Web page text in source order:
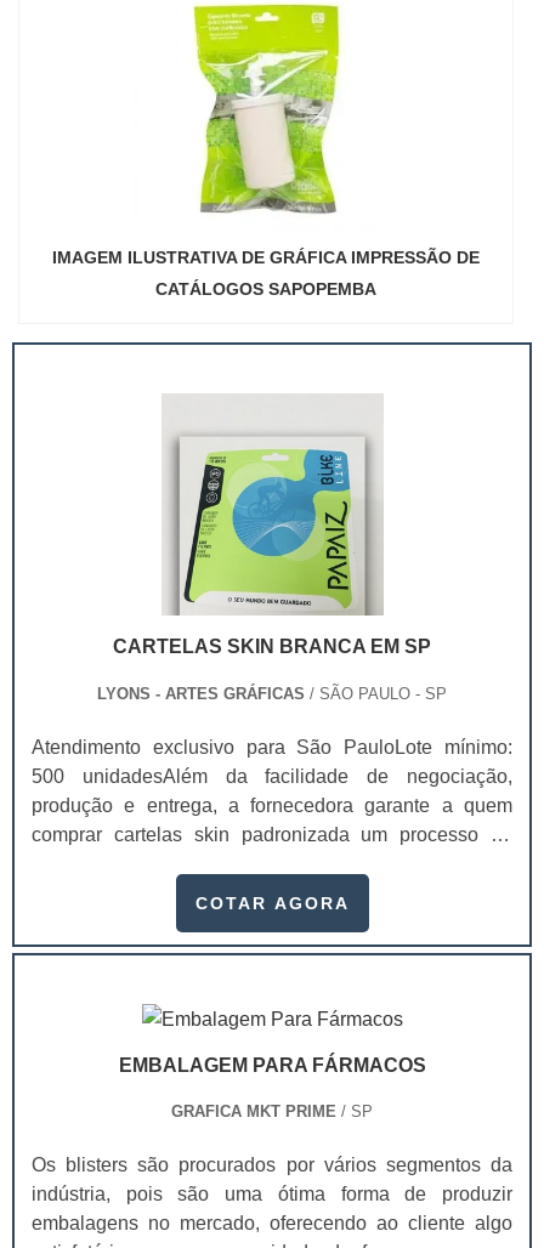
IMAGEM ILUSTRATIVA DE GRÁFICA IMPRESSÃO DE
CATÁLOGOS SAPOPEMBA
CARTELAS SKIN BRANCA EM SP
LYONS - ARTES GRÁFICAS / SÃO PAULO - SP
Atendimento exclusivo para São PauloLote mínimo:
500 unidadesAlém da facilidade de negociação,
produção e entrega, a fornecedora garante a quem
comprar cartelas skin padronizada um processo de
tipo de insumo. A cartela possui uma versatilidade em
melhor custo/benefício para você produzir seus
nos mais variados segmentos, seja na linha de
encartelados, dentre outros. Entre os principais
uso;Segurança;Conforto;Proteção ao produto;Entre
outros.As cartelas são ideais para embalar produtos de
menores quantidades que não necessitam de muita
sofisticação, mas exigem qualidade e valor unitário
COTAR AGORA
EMBALAGEM PARA FÁRMACOS
GRAFICA MKT PRIME / SP
Os blisters são procurados por vários segmentos da
indústria, pois são uma ótima forma de produzir
embalagens no mercado, oferecendo ao cliente algo